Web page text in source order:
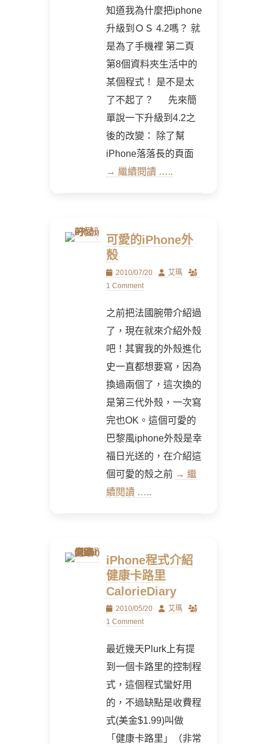
知道我為什麼把iphone
升級到ＯＳ 4.2嗎？ 就
是為了手機裡 第二頁
第8個資料夾生活中的
某個程式！ 是不是太
了不起了？ 先來簡
單說一下升級到4.2之
後的改變： 除了幫
iPhone落落長的頁面
→ 繼續閱讀 …..
可愛的iPhone外
殼
Posted
on
2010/07/20 Author
艾瑪
1 Comment
之前把法國腕帶介紹過
了，現在就來介紹外殼
吧！其實我的外殼進化
史一直都想要寫，因為
換過兩個了，這次換的
是第三代外殼，一次寫
完也OK。這個可愛的
巴黎風iphone外殼是幸
福日光送的，在介紹這
個可愛的殼之前 → 繼
續閱讀 …..
iPhone程式介紹
健康卡路里
CalorieDiary
Posted
on
2010/05/20 Author
艾瑪
1 Comment
最近幾天Plurk上有提
到一個卡路里的控制程
式，這個程式蠻好用
的，不過缺點是收費程
式(美金$1.99)叫做
「健康卡路里」（非常